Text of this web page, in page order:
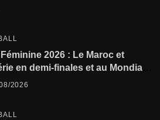
2026 : Le Maroc et
en demi-finales et au Mondial
2026